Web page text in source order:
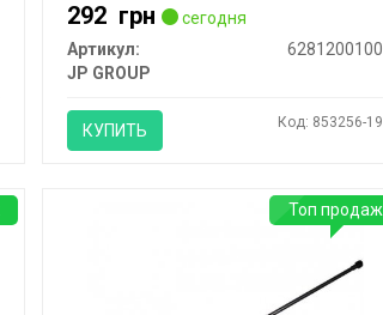
292 грн
сегодня
Артикул:
6281200100
JP GROUP
КУПИТЬ Код: 853256-19
Топ продаж